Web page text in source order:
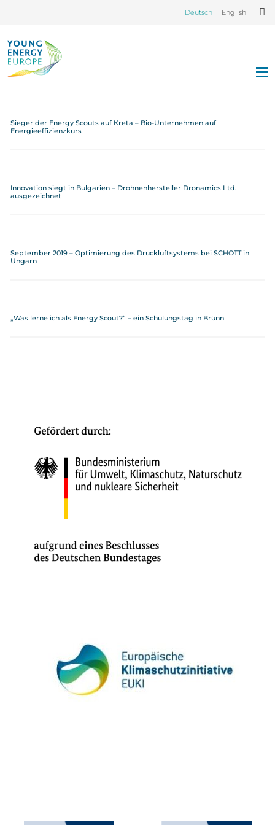
Deutsch English
Sieger der Energy Scouts auf Kreta – Bio-Unternehmen auf
Energieeffizienzkurs
Innovation siegt in Bulgarien – Drohnenhersteller Dronamics Ltd.
ausgezeichnet
September 2019 – Optimierung des Druckluftsystems bei SCHOTT in
Ungarn
„Was lerne ich als Energy Scout?“ – ein Schulungstag in Brünn